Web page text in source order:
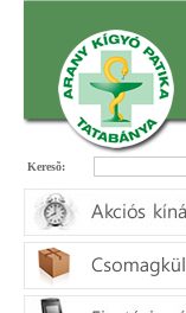
Keresõ: